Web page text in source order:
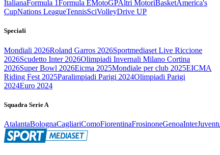
ItalianaFormula 1 Formula EMotoGPAltri MotoriBasketAmerica's
CupNations LeagueTennisSciVolleyDrive UP
Speciali
Mondiali 2026Roland Garros 2026Sportmediaset Live Riccione
2026Scudetto Inter 2026Olimpiadi Invernali Milano Cortina
2026Super Bowl 2026Eicma 2025Mondiale per club 2025EICMA
Riding Fest 2025Paralimpiadi Parigi 2024Olimpiadi Parigi
2024Euro 2024
Squadra Serie A
AtalantaBolognaCagliariComoFiorentinaFrosinoneGenoaInter